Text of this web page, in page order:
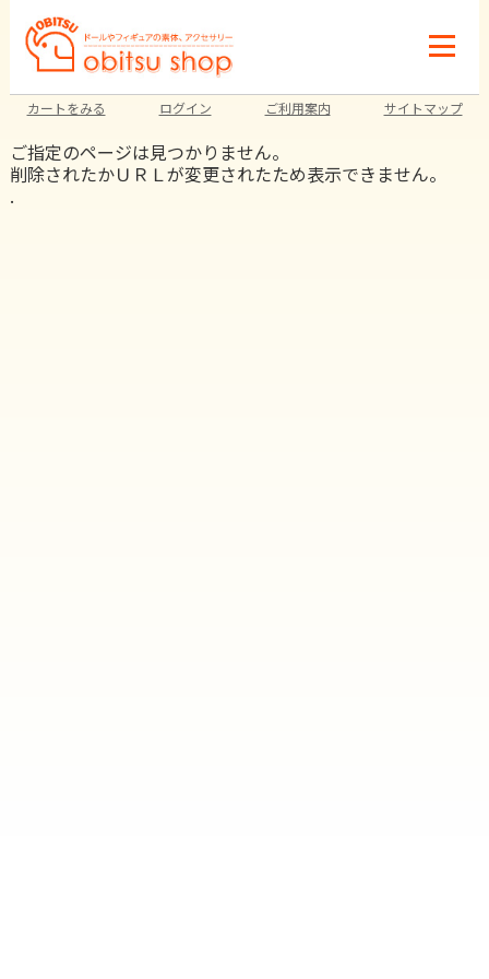
カートをみる ログイン ご利用案内 サイトマップ
ご指定のページは見つかりません。
削除されたかＵＲＬが変更されたため表示できません。
.